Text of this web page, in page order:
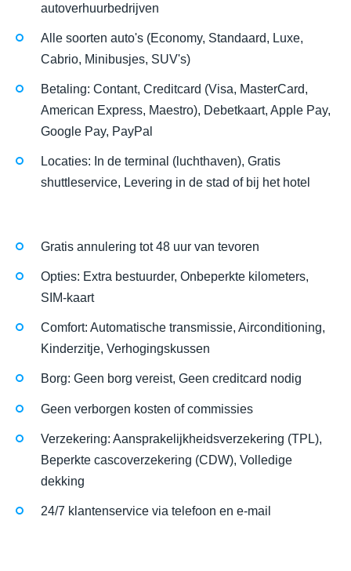
autoverhuurbedrijven
Alle soorten auto's (Economy, Standaard, Luxe,
Cabrio, Minibusjes, SUV's)
Betaling: Contant, Creditcard (Visa, MasterCard,
American Express, Maestro), Debetkaart, Apple Pay,
Google Pay, PayPal
Locaties: In de terminal (luchthaven), Gratis
shuttleservice, Levering in de stad of bij het hotel
Gratis annulering tot 48 uur van tevoren
Opties: Extra bestuurder, Onbeperkte kilometers,
SIM-kaart
Comfort: Automatische transmissie, Airconditioning,
Kinderzitje, Verhogingskussen
Borg: Geen borg vereist, Geen creditcard nodig
Geen verborgen kosten of commissies
Verzekering: Aansprakelijkheidsverzekering (TPL),
Beperkte cascoverzekering (CDW), Volledige
dekking
24/7 klantenservice via telefoon en e-mail